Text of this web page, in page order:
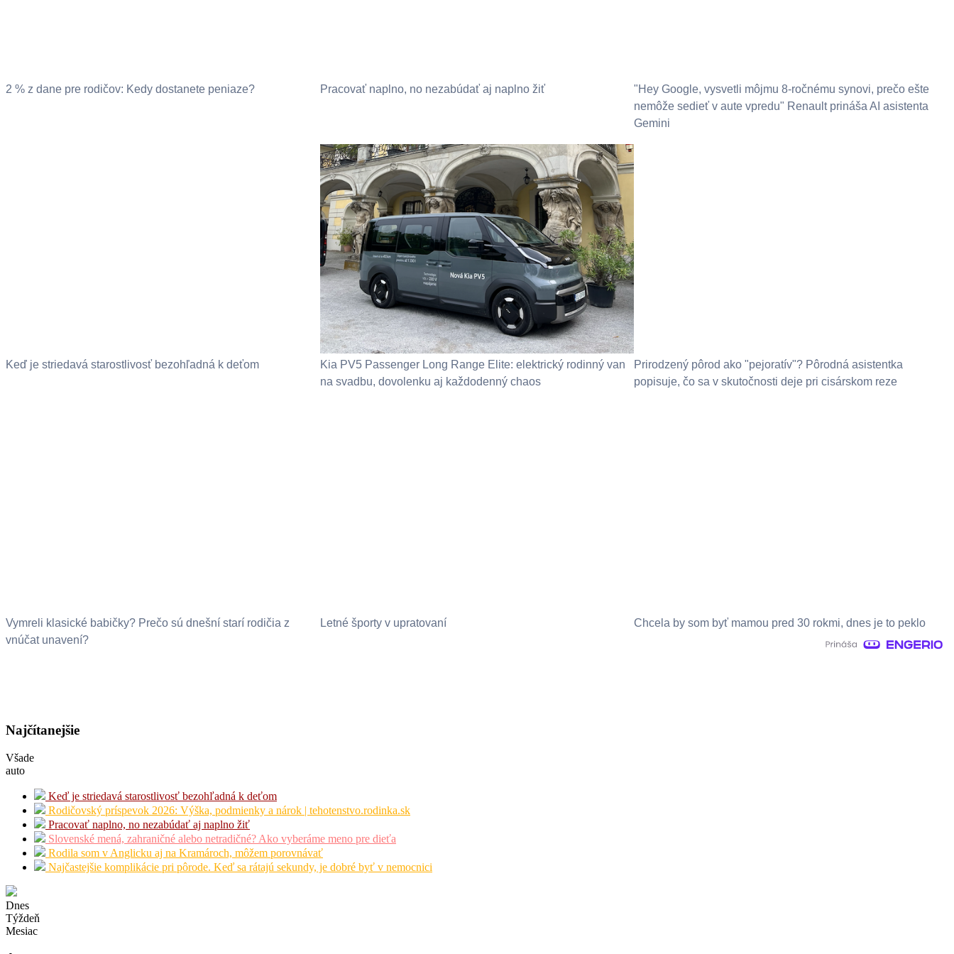
2 % z dane pre rodičov: Kedy dostanete peniaze? Pracovať naplno, no nezabúdať aj naplno žiť
"Hey Google, vysvetli môjmu 8-ročnému synovi, prečo ešte
nemôže sedieť v aute vpredu" Renault prináša AI asistenta
Gemini
Keď je striedavá starostlivosť bezohľadná k deťom
Kia PV5 Passenger Long Range Elite: elektrický rodinný van
na svadbu, dovolenku aj každodenný chaos
Prirodzený pôrod ako "pejoratív"? Pôrodná asistentka
popisuje, čo sa v skutočnosti deje pri cisárskom reze
Vymreli klasické babičky? Prečo sú dnešní starí rodičia z
vnúčat unavení?
Letné športy v upratovaní Chcela by som byť mamou pred 30 rokmi, dnes je to peklo
Najčítanejšie
Všade
auto
Keď je striedavá starostlivosť bezohľadná k deťom
Rodičovský príspevok 2026: Výška, podmienky a nárok | tehotenstvo.rodinka.sk
Pracovať naplno, no nezabúdať aj naplno žiť
Slovenské mená, zahraničné alebo netradičné? Ako vyberáme meno pre dieťa
Rodila som v Anglicku aj na Kramároch, môžem porovnávať
Najčastejšie komplikácie pri pôrode. Keď sa rátajú sekundy, je dobré byť v nemocnici
Dnes
Týždeň
Mesiac